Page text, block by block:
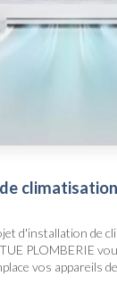
climatisation
d'installation de
PLOMBERIE
vos appareils de